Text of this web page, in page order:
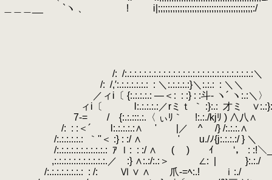
＿＿＿__ `ヽ 、 !
/: /:.:.:.:.:.:.:.:.:.:.:.:.:.:.:.:.:.:.:.:.:.:.:.:.:.:.:＼
/: /,′:.:.:.:.:.:.: : ＼:.:.:.:.:}＼:.:.: : ＼＼
／ィi〔 {:.:.:.:.: ―＜: : :} : :斗‐ ヽ´ ヽ:.:＼〉
ィi〔 l:.:.:.:.:／rミｔ ｀ :}:.: 才ミ
7‐= / {:.:.:::.:.〈 ぃﾘ｀ !:.:./kjﾘ ) ∧八∧
/: : :＜´ l:.:.:.:.:∧ゞ ' |／ ^ /} /:.:.:.∧
/:.:.:.:.:.:
｀''＜ :} : :/ ∧ ' u./ﾉ{j:.:.:.:/ }
/:.:.:.:.:.:.:.:.:.:.: ｱ ｌ: : :/ ∧ ( ) ｲ ‘， : :!＼_
,:.:.:.:.:.:.:.:.:.:.:.／ :} ∧:.:/:.:＞ ∠:
| }:.:./
/:.:.:.:.:.:.:.: : /: Ⅵ ∨ ∧ 爪‐=ﾍ:.! ｉ:./